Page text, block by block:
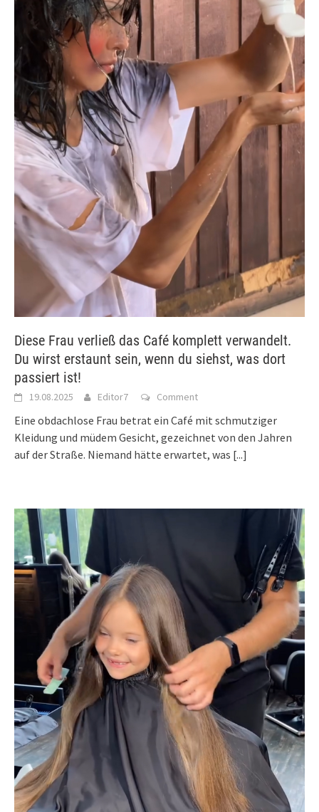
Diese Frau verließ das Café komplett verwandelt.
Du wirst erstaunt sein, wenn du siehst, was dort
passiert ist!
19.08.2025 Editor7 Comment
Eine obdachlose Frau betrat ein Café mit schmutziger
Kleidung und müdem Gesicht, gezeichnet von den Jahren
auf der Straße. Niemand hätte erwartet, was [...]